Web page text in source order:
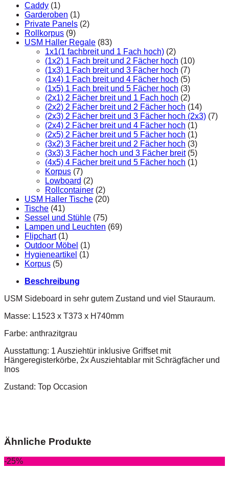
Caddy (1)
Garderoben (1)
Private Panels (2)
Rollkorpus (9)
USM Haller Regale (83)
1x1(1 fachbreit und 1 Fach hoch) (2)
(1x2) 1 Fach breit und 2 Fächer hoch (10)
(1x3) 1 Fach breit und 3 Fächer hoch (7)
(1x4) 1 Fach breit und 4 Fächer hoch (5)
(1x5) 1 Fach breit und 5 Fächer hoch (3)
(2x1) 2 Fächer breit und 1 Fach hoch (2)
(2x2) 2 Fächer breit und 2 Fächer hoch (14)
(2x3) 2 Fächer breit und 3 Fächer hoch (2x3) (7)
(2x4) 2 Fächer breit und 4 Fächer hoch (1)
(2x5) 2 Fächer breit und 5 Fächer hoch (1)
(3x2) 3 Fächer breit und 2 Fächer hoch (3)
(3x3) 3 Fächer hoch und 3 Fächer breit (5)
(4x5) 4 Fächer breit und 5 Fächer hoch (1)
Korpus (7)
Lowboard (2)
Rollcontainer (2)
USM Haller Tische (20)
Tische (41)
Sessel und Stühle (75)
Lampen und Leuchten (69)
Flipchart (1)
Outdoor Möbel (1)
Hygieneartikel (1)
Korpus (5)
Beschreibung
USM Sideboard in sehr gutem Zustand und viel Stauraum.
Masse: L1523 x T373 x H740mm
Farbe: anthrazitgrau
Ausstattung: 1 Ausziehtür inklusive Griffset mit
Hängeregisterkörbe, 2x Ausziehtablar mit Schrägfächer und
Inos
Zustand: Top Occasion
Ähnliche Produkte
-25%